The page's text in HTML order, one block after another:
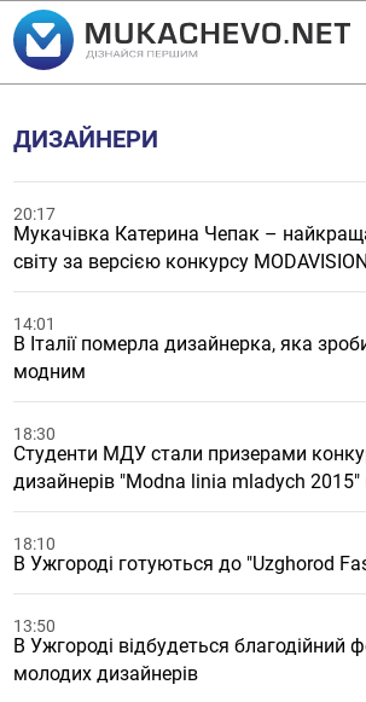
ДИЗАЙНЕРИ
20:17
Мукачівка Катерина Чепак –
світу за версією конкурсу
14:01
В Італії померла дизайнерка, яка
модним
18:30
Студенти МДУ стали призерами
дизайнерів "Modna linia mladych
18:10
В Ужгороді готуються до "Uzghorod
13:50
В Ужгороді відбудеться благодійний
молодих дизайнерів